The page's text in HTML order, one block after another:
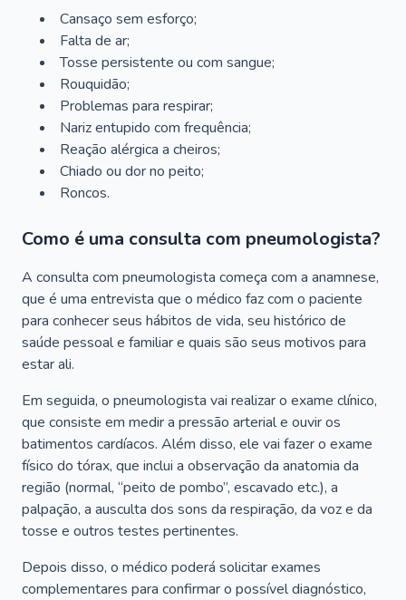
Cansaço sem esforço;
Falta de ar;
Tosse persistente ou com sangue;
Rouquidão;
Problemas para respirar;
Nariz entupido com frequência;
Reação alérgica a cheiros;
Chiado ou dor no peito;
Roncos.
Como é uma consulta com pneumologista?
A consulta com pneumologista começa com a anamnese,
que é uma entrevista que o médico faz com o paciente
para conhecer seus hábitos de vida, seu histórico de
saúde pessoal e familiar e quais são seus motivos para
estar ali.
Em seguida, o pneumologista vai realizar o exame clínico,
que consiste em medir a pressão arterial e ouvir os
batimentos cardíacos. Além disso, ele vai fazer o exame
físico do tórax, que inclui a observação da anatomia da
região (normal, “peito de pombo”, escavado etc.), a
palpação, a ausculta dos sons da respiração, da voz e da
tosse e outros testes pertinentes.
Depois disso, o médico poderá solicitar exames
complementares para confirmar o possível diagnóstico,